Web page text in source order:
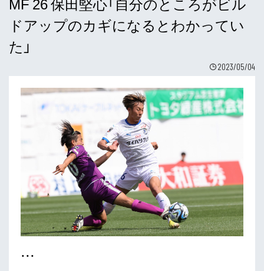
ドアップのカギになるとわかってい
た」
2023/05/04
・・・